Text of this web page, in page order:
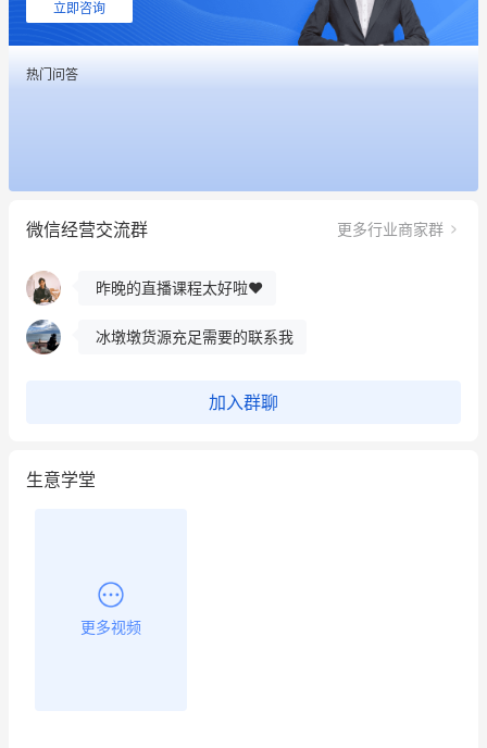
立即咨询
热门问答
微信经营交流群 更多行业商家群
用有赞就能在微信、小红书同时经营了
餐饮也得靠私域和服务提高竞争力
昨晚的直播课程太好啦❤️
冰墩墩货源充足需要的联系我
加入群聊
生意学堂
更多视频